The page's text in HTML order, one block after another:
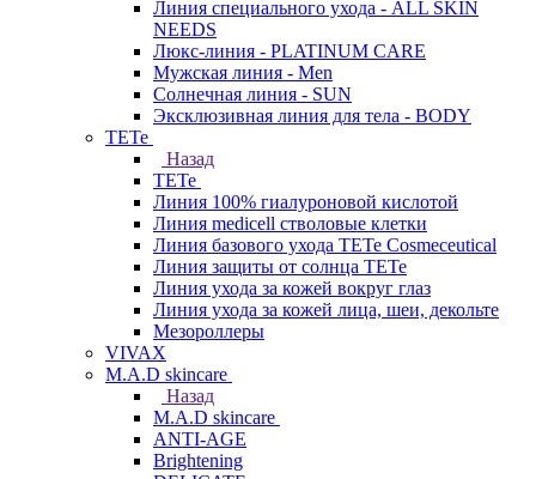
Линия специального ухода - ALL SKIN
NEEDS
Люкс-линия - PLATINUM CARE
Мужская линия - Men
Солнечная линия - SUN
Эксклюзивная линия для тела - BODY
TETe
Назад
TETe
Линия 100% гиалуроновой кислотой
Линия medicell стволовые клетки
Линия базового ухода TETe Cosmeceutical
Линия защиты от солнца TETe
Линия ухода за кожей вокруг глаз
Линия ухода за кожей лица, шеи, декольте
Мезороллеры
VIVAX
M.A.D skincare
Назад
M.A.D skincare
ANTI-AGE
Brightening